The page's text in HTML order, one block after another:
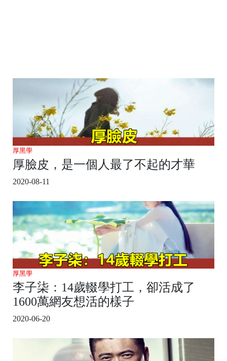
厚黑學
厚臉皮，是一個人最了不起的才華
2020-08-11
厚黑學
李子柒：14歲輟學打工，卻活成了
1600萬網友想活的樣子
2020-06-20